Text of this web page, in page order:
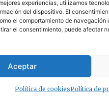
experiencias, utilizamos
del dispositivo. El
el comportamiento de
el consentimiento, puede afectar
Aceptar
Política de cookiesPolítica de
El 1 y 2 de
Salado
el «Open
28 de abril de 2026